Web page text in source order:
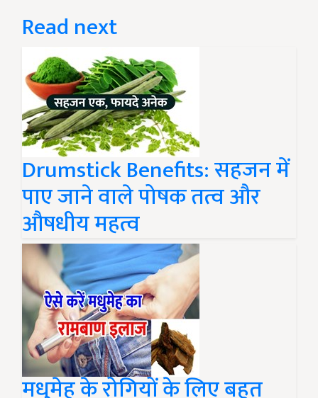
Read next
Drumstick Benefits: सहजन में
पाए जाने वाले पोषक तत्व और
औषधीय महत्व
मधुमेह के रोगियों के लिए बहुत